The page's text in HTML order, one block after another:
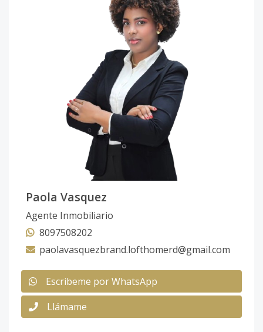
Paola Vasquez
Agente Inmobiliario
8097508202
paolavasquezbrand.lofthomerd@gmail.com
Escribeme por WhatsApp
Llámame